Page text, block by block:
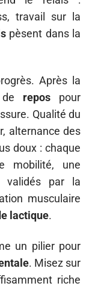
travail sur la
pèsent dans la
Après la
repospour
Qualité du
alternance des
doux : chaque
mobilité, une
validés par la
musculaire
lactique.
un pilier pour
. Misez sur
riche